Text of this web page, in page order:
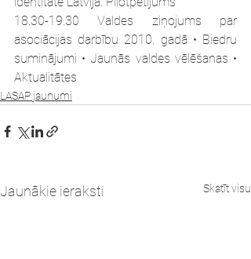
18.30-19.30 Valdes ziņojums par
asociācijas darbību 2010. gadā • Biedru
suminājumi • Jaunās valdes vēlēšanas •
Aktualitātes
LASAP jaunumi
Jaunākie ieraksti Skatīt visu